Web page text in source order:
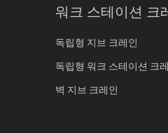
워크 스테이션 크
독립형 지브 크레인
독립형 워크 스테이션 크
벽 지브 크레인